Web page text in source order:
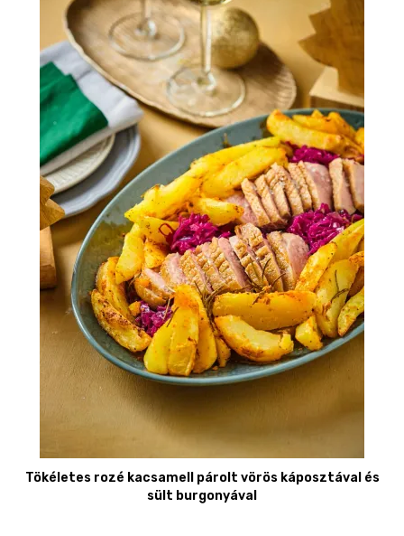
Tökéletes rozé kacsamell párolt vörös káposztával és
sült burgonyával